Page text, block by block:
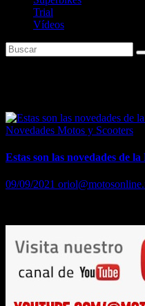
Trial
Vídeos
Novedades Motos y Scooters
Estas son las novedades de
09/09/2021